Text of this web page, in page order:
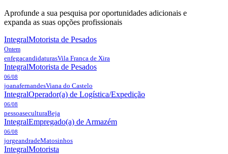
Aprofunde a sua pesquisa por oportunidades adicionais e
expanda as suas opções profissionais
IntegralMotorista de Pesados
Ontem
enfegacandidaturasVila Franca de Xira
IntegralMotorista de Pesados
06/08
joanafernandesViana do Castelo
IntegralOperador(a) de Logística/Expedição
06/08
pessoaseculturaBeja
IntegralEmpregado(a) de Armazém
06/08
jorgeandradeMatosinhos
IntegralMotorista